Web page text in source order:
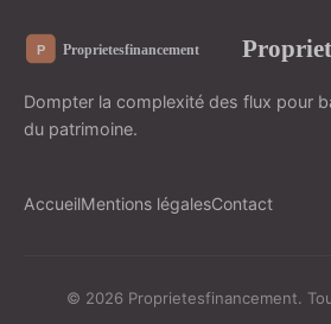
Dompter la complexité des flux pour
du patrimoine.
AccueilMentions légalesContact
© 2026 Proprietesfinancement.